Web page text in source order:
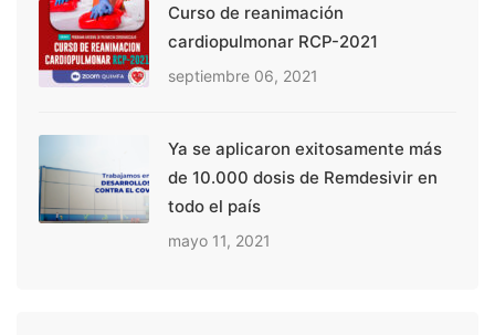
Curso de reanimación
cardiopulmonar RCP-2021
septiembre 06, 2021
Ya se aplicaron exitosamente más
de 10.000 dosis de Remdesivir en
todo el país
mayo 11, 2021